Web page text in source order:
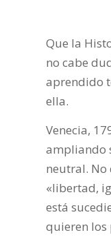
Que la
no cabe
aprendido
ella.
Venecia,
ampliando
neutral. No
«libertad,
está
quieren los